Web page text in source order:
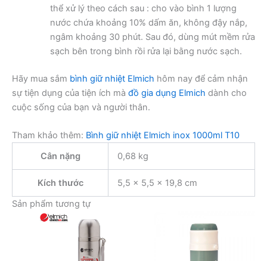
thể xử lý theo cách sau : cho vào bình 1 lượng
nước chứa khoảng 10% dấm ăn, không đậy nắp,
ngâm khoảng 30 phút. Sau đó, dùng mút mềm rửa
sạch bên trong bình rồi rửa lại bằng nước sạch.
Hãy mua sắm bình giữ nhiệt Elmich hôm nay để cảm nhận
sự tiện dụng của tiện ích mà đồ gia dụng Elmich dành cho
cuộc sống của bạn và người thân.
Tham khảo thêm: Bình giữ nhiệt Elmich inox 1000ml T10
Cân nặng
0,68 kg
Kích thước
5,5 × 5,5 × 19,8 cm
Sản phẩm tương tự